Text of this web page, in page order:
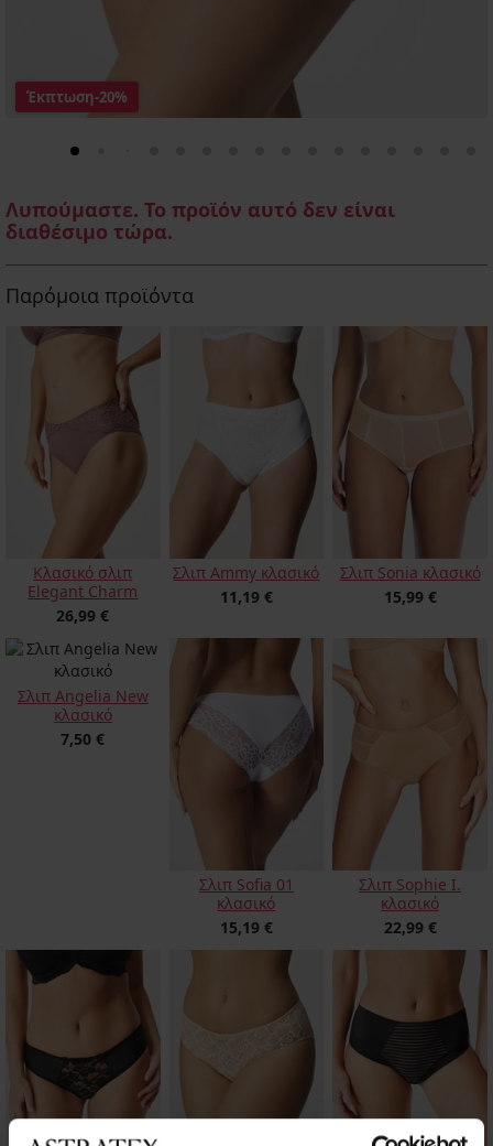
Έκπτωση-20%
Λυπούμαστε. Το προϊόν αυτό δεν είναι
διαθέσιμο τώρα.
Παρόμοια προϊόντα
Κλασικό σλιπ
Elegant Charm
26,99 €
Σλιπ Ammy κλασικό
11,19 €
Σλιπ Sonia κλασικό
15,99 €
Σλιπ Angelia New
κλασικό
7,50 €
Σλιπ Sofia 01
κλασικό
15,19 €
Σλιπ Sophie I.
κλασικό
22,99 €